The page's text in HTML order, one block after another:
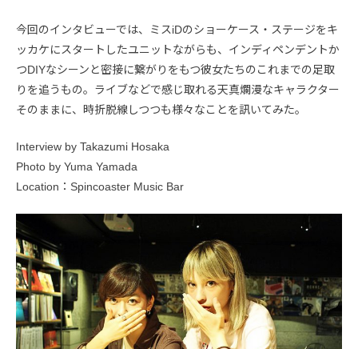
今回のインタビューでは、ミスiDのショーケース・ステージをキ
ッカケにスタートしたユニットながらも、インディペンデントか
つDIYなシーンと密接に繋がりをもつ彼女たちのこれまでの足取
りを追うもの。ライブなどで感じ取れる天真爛漫なキャラクター
そのままに、時折脱線しつつも様々なことを訊いてみた。
Interview by Takazumi Hosaka
Photo by Yuma Yamada
Location：Spincoaster Music Bar